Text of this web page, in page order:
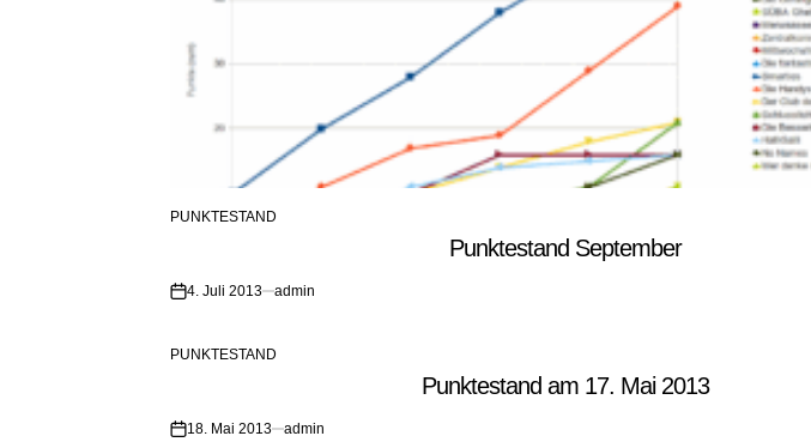
POSTED
PUNKTESTAND
Punktestand September
on
4. Juli 2013 admin
POSTED
PUNKTESTAND
Punktestand am 17. Mai 2013
on
18. Mai 2013 admin